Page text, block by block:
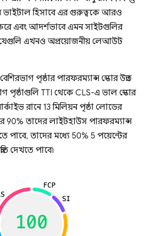
হিসাবে এর গুরুত্বকে আরও
এবং আদর্শভাবে এমন সাইটগুলির
এখনও অপ্রয়োজনীয় লেআউট
পৃষ্ঠার পারফরম্যান্স স্কোর উন্নত
পৃষ্ঠাগুলি TTI থেকে CLS-এ ভাল স্কোর
রানে 13 মিলিয়ন পৃষ্ঠা লোডের
90% তাদের লাইটহাউস পারফরম্যান্স
পাবে, তাদের মধ্যে 50% 5 পয়েন্টের
দেখতে পাবে৷